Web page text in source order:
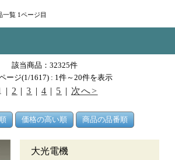
一覧 1ページ目
該当商品：32325件
ージ(1/1617) : 1件～20件を表示
| 2 |3 | 4 | 5 | 次へ>
大光電機